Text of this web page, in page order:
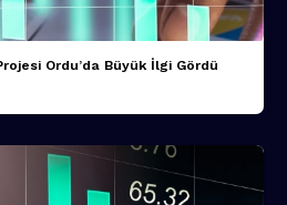
Ordu’da Büyük İlgi Gördü